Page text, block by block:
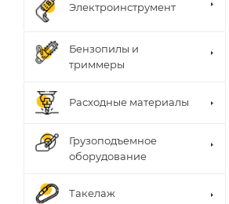
Электроинструмент
Бензопилы и
триммеры
Расходные материалы
Грузоподъемное
оборудование
Такелаж